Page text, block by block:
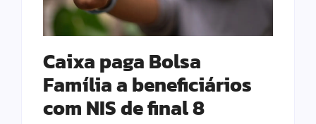
Caixa paga Bolsa
Família a beneficiários
com NIS de final 8